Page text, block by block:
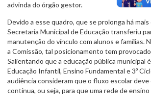
advinda do órgão gestor.
Devido a esse quadro, que se prolonga há mais
Secretaria Municipal de Educação transferiu
manutenção do vínculo com alunos e famílias.
a Comissão, tal posicionamento tem
Salientando que a educação pública municipal
Educação Infantil, Ensino Fundamental e 3º
audiência consideram que o fluxo escolar
contínua, ou seja, para que uma rede de